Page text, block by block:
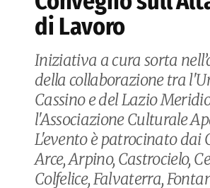
di Lavoro
Iniziativa a cura sorta
della collaborazione tra
Cassino e del Lazio
l'Associazione Culturale
L'evento è patrocinato dai
Arce, Arpino, Castrocielo,
Colfelice, Falvaterra,